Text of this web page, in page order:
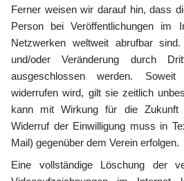
Ferner weisen wir darauf hin, dass
Person bei Veröffentlichungen im
Netzwerken weltweit abrufbar
und/oder Veränderung durch
ausgeschlossen werden.
widerrufen wird, gilt sie zeitlich
kann mit Wirkung für die Zukunft
Widerruf der Einwilligung muss in
Mail) gegenüber dem Verein erfolgen.
Eine vollständige Löschung der